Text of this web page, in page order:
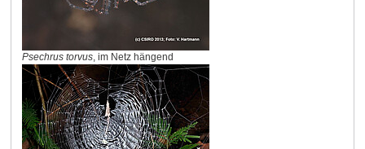
Psechrus torvus, im Netz hängend